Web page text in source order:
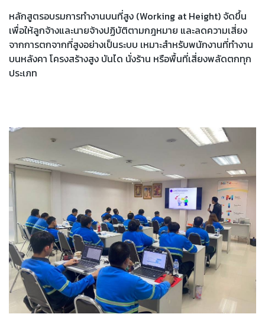
หลักสูตรอบรมการทำงานบนที่สูง (Working at Height) จัดขึ้น
เพื่อให้ลูกจ้างและนายจ้างปฏิบัติตามกฎหมาย และลดความเสี่ยง
จากการตกจากที่สูงอย่างเป็นระบบ เหมาะสำหรับพนักงานที่ทำงาน
บนหลังคา โครงสร้างสูง บันได นั่งร้าน หรือพื้นที่เสี่ยงพลัดตกทุก
ประเภท